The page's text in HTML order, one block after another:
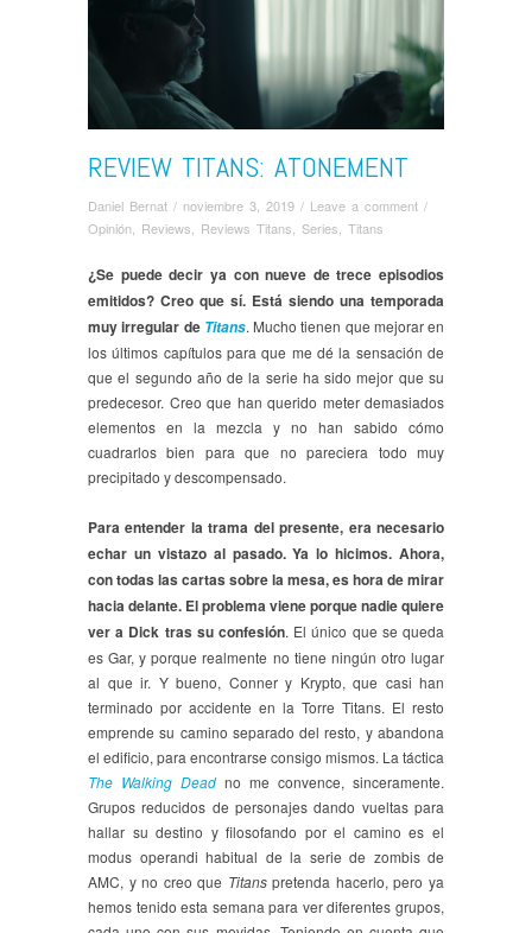
REVIEW TITANS: ATONEMENT
Daniel Bernat / noviembre 3, 2019 / Leave a comment /
Opinión
Reviews Reviews Titans Series Titans
¿Se puede decir ya con nueve de trece episodios
emitidos? Creo que sí. Está siendo una temporada
muy irregular de Titans. Mucho tienen que mejorar en
los últimos capítulos para que me dé la sensación de
que el segundo año de la serie ha sido mejor que su
predecesor. Creo que han querido meter demasiados
elementos en la mezcla y no han sabido cómo
cuadrarlos bien para que no pareciera todo muy
precipitado y descompensado.
Para entender la trama del presente, era necesario
echar un vistazo al pasado. Ya lo hicimos. Ahora,
con todas las cartas sobre la mesa, es hora de mirar
hacia delante. El problema viene porque nadie quiere
ver a Dick tras su confesión. El único que se queda
es Gar, y porque realmente no tiene ningún otro lugar
al que ir. Y bueno, Conner y Krypto, que casi han
terminado por accidente en la Torre Titans. El resto
emprende su camino separado del resto, y abandona
el edificio, para encontrarse consigo mismos. La táctica
The Walking Dead no me convence, sinceramente.
Grupos reducidos de personajes dando vueltas para
hallar su destino y filosofando por el camino es el
modus operandi habitual de la serie de zombis de
AMC, y no creo que Titanspretenda hacerlo, pero ya
hemos tenido esta semana para ver diferentes grupos,